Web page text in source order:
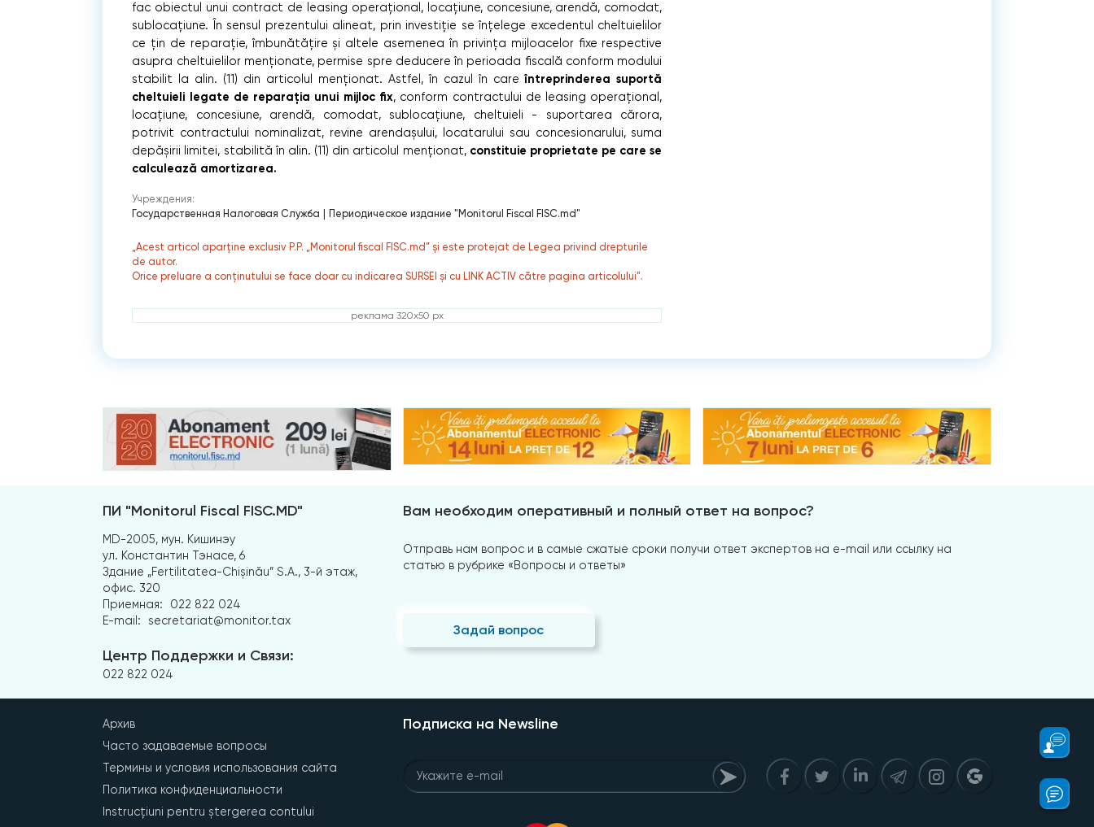
fac obiectul unui contract de leasing operațional, locațiune, concesiune, arendă, comodat,
sublocațiune. În sensul prezentului alineat, prin investiție se înțelege excedentul cheltuielilor
ce țin de reparație, îmbunătățire și altele asemenea în privința mijloacelor fixe respective
asupra cheltuielilor menționate, permise spre deducere în perioada fiscală conform modului
stabilit la alin. (11) din articolul menționat. Astfel, în cazul în careîntreprinderea suportă
cheltuieli legate de reparația unui mijloc fix, conform contractului de leasing operațional,
locațiune, concesiune, arendă, comodat, sublocațiune, cheltuieli - suportarea cărora,
potrivit contractului nominalizat, revine arendașului, locatarului sau concesionarului, suma
depășirii limitei, stabilită în alin. (11) din articolul menționat, constituie proprietate pe care se
calculează amortizarea.
Учреждения:
Государственная Налоговая Служба
Периодическое издание "Monitorul Fiscal FISC.md"
„Acest articol aparține exclusiv P.P. „Monitorul fiscal FISC.md” și este protejat de Legea privind drepturile
de autor.
Orice preluare a conținutului se face doar cu indicarea SURSEI și cu LINK ACTIV către pagina articolului”.
реклама 320x50 px
ПИ "Monitorul Fiscal FISC.MD"
MD-2005, мун. Кишинэу
ул. Константин Тэнасе, 6
Здание „Fertilitatea-Chișinău” S.A., 3-й этаж,
офис. 320
Приемная:
022 822 024
E-mail:
secretariat@monitor.tax
Центр Поддержки и Связи:
022 822 024
Вам необходим оперативный и полный ответ на вопрос?
Отправь нам вопрос и в самые сжатые сроки получи ответ экспертов на e-mail или ссылку на
статью в рубрике «Вопросы и ответы»
Задай вопрос
Архив
Часто задаваемые вопросы
Термины и условия использования сайта
Политика конфиденциальности
Instrucțiuni pentru ștergerea contului
Подписка на Newsline